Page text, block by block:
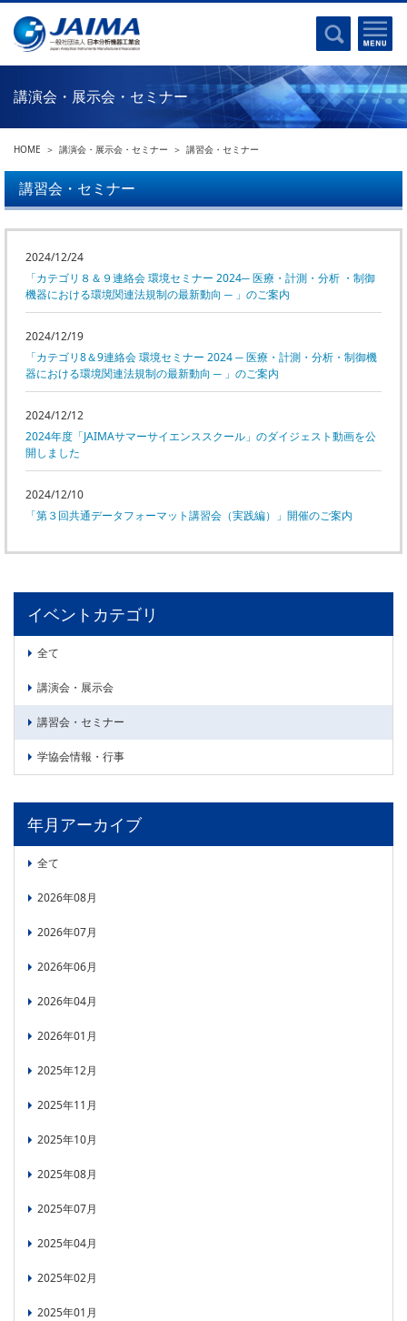
事業計画書
沿革
採用
関連リンク
JAIMAの取り組み
主な活動
分析機器・科学機器遺産認定
海外交流事業
製品含有化学物質規制 UPDATE
統計
刊行物のご案内
委員会活動
協力企業との適正取引の推進
分析用X線検査装置他PCB廃棄物処理について
会員会社
会員リスト
入会金・会費規程
ニュース＆イベント
ニュース
プレスリリース
イベント
PICK UP
はじめに
電磁波(光)
クロマトグラフ
質量分析
電子顕微鏡
熱分析
電気化学
電子線応用
バイオ関連
機器分析が支える、豊かな暮らしと産業のフロンティア
総論・各種分析法
食品
ライフサイエンス
材料
PICK UP CONTENTS
講演会・展示会・セミナー
HOME 講演会・展示会・セミナー 講習会・セミナー
講習会・セミナー
2024/12/24
「カテゴリ８＆９連絡会 環境セミナー 2024─ 医療・計測・分析 ・制御
機器における環境関連法規制の最新動向 ─ 」のご案内
2024/12/19
「カテゴリ8＆9連絡会 環境セミナー 2024 ─ 医療・計測・分析・制御機
器における環境関連法規制の最新動向 ─ 」のご案内
2024/12/12
2024年度「JAIMAサマーサイエンススクール」のダイジェスト動画を公
開しました
2024/12/10
「第３回共通データフォーマット講習会（実践編）」開催のご案内
イベントカテゴリ
全て
講演会・展示会
講習会・セミナー
学協会情報・行事
年月アーカイブ
全て
2026年08月
2026年07月
2026年06月
2026年04月
2026年01月
2025年12月
2025年11月
2025年10月
2025年08月
2025年07月
2025年04月
2025年02月
2025年01月